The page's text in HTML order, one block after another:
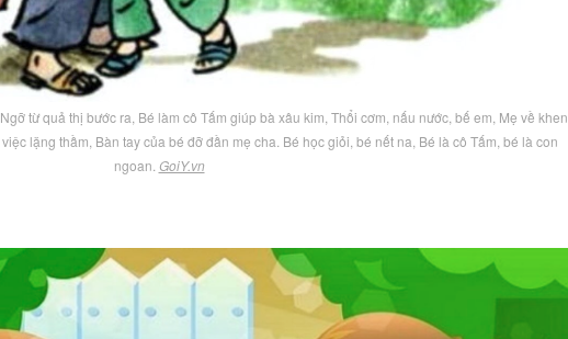
từ quả thị bước ra, Bé làm cô Tấm giúp bà xâu kim, Thổi cơm, nấu nước, bế em, Mẹ về khen
lặng thầm, Bàn tay của bé đỡ đần mẹ cha. Bé học giỏi, bé nết na, Bé là cô Tấm, bé là con
ngoan. GoiY.vn